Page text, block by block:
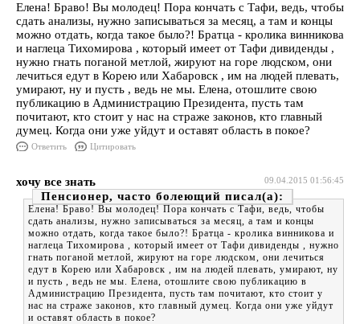
Елена! Браво! Вы молодец! Пора кончать с Тафи, ведь, чтобы
сдать анализы, нужно записываться за месяц, а там и концы
можно отдать, когда такое было?! Братца - кролика винникова
и наглеца Тихомирова , который имеет от Тафи дивиденды ,
нужно гнать поганой метлой, жируют на горе людском, они
лечиться едут в Корею или Хабаровск , им на людей плевать,
умирают, ну и пусть , ведь не мы. Елена, отошлите свою
публикацию в Администрацию Президента, пусть там
почитают, кто стоит у нас на страже законов, кто главный
думец. Когда они уже уйдут и оставят область в покое?
Ответить Цитировать
09.04.2015 01:56:45
хочу все знать
Пенсионер, часто болеющий
Елена! Браво! Вы молодец! Пора кончать с Тафи, ведь, чтобы
сдать анализы, нужно записываться за месяц, а там и концы
можно отдать, когда такое было?! Братца - кролика винникова и
наглеца Тихомирова , который имеет от Тафи дивиденды , нужно
гнать поганой метлой, жируют на горе людском, они лечиться
едут в Корею или Хабаровск , им на людей плевать, умирают, ну
и пусть , ведь не мы. Елена, отошлите свою публикацию в
Администрацию Президента, пусть там почитают, кто стоит у
нас на страже законов, кто главный думец. Когда они уже уйдут
и оставят область в покое?